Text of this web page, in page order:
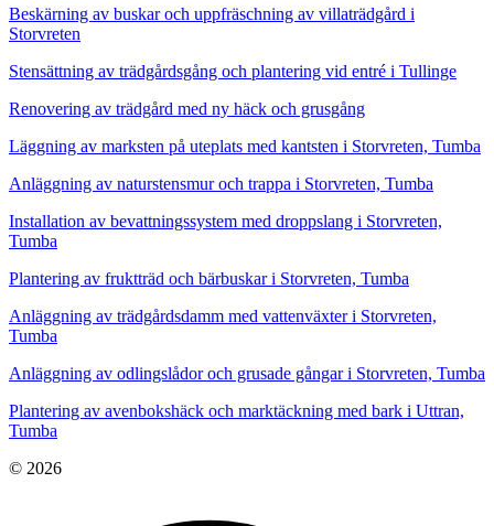
Beskärning av buskar och uppfräschning av villaträdgård i
Storvreten
Stensättning av trädgårdsgång och plantering vid entré i Tullinge
Renovering av trädgård med ny häck och grusgång
Läggning av marksten på uteplats med kantsten i Storvreten, Tumba
Anläggning av naturstensmur och trappa i Storvreten, Tumba
Installation av bevattningssystem med droppslang i Storvreten,
Tumba
Plantering av fruktträd och bärbuskar i Storvreten, Tumba
Anläggning av trädgårdsdamm med vattenväxter i Storvreten,
Tumba
Anläggning av odlingslådor och grusade gångar i Storvreten, Tumba
Plantering av avenbokshäck och marktäckning med bark i Uttran,
Tumba
© 2026